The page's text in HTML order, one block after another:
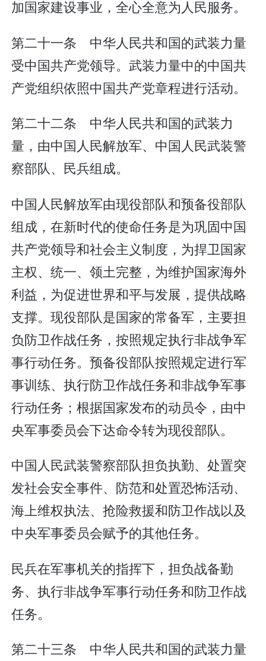
加国家建设事业，全心全意为人民服务。
第二十一条 中华人民共和国的武装力量
受中国共产党领导。武装力量中的中国共
产党组织依照中国共产党章程进行活动。
第二十二条 中华人民共和国的武装力
量，由中国人民解放军、中国人民武装警
察部队、民兵组成。
中国人民解放军由现役部队和预备役部队
组成，在新时代的使命任务是为巩固中国
共产党领导和社会主义制度，为捍卫国家
主权、统一、领土完整，为维护国家海外
利益，为促进世界和平与发展，提供战略
支撑。现役部队是国家的常备军，主要担
负防卫作战任务，按照规定执行非战争军
事行动任务。预备役部队按照规定进行军
事训练、执行防卫作战任务和非战争军事
行动任务；根据国家发布的动员令，由中
央军事委员会下达命令转为现役部队。
中国人民武装警察部队担负执勤、处置突
发社会安全事件、防范和处置恐怖活动、
海上维权执法、抢险救援和防卫作战以及
中央军事委员会赋予的其他任务。
民兵在军事机关的指挥下，担负战备勤
务、执行非战争军事行动任务和防卫作战
任务。
第二十三条 中华人民共和国的武装力量